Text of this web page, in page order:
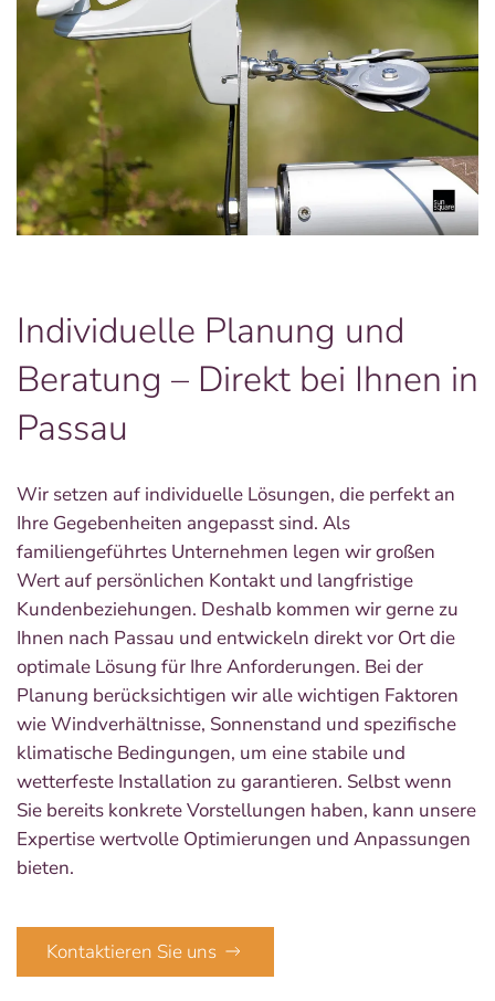
Individuelle Planung und
Beratung – Direkt bei Ihnen in
Passau
Wir setzen auf individuelle Lösungen, die perfekt an
Ihre Gegebenheiten angepasst sind. Als
familiengeführtes Unternehmen legen wir großen
Wert auf persönlichen Kontakt und langfristige
Kundenbeziehungen. Deshalb kommen wir gerne zu
Ihnen nach Passau und entwickeln direkt vor Ort die
optimale Lösung für Ihre Anforderungen. Bei der
Planung berücksichtigen wir alle wichtigen Faktoren
wie Windverhältnisse, Sonnenstand und spezifische
klimatische Bedingungen, um eine stabile und
wetterfeste Installation zu garantieren. Selbst wenn
Sie bereits konkrete Vorstellungen haben, kann unsere
Expertise wertvolle Optimierungen und Anpassungen
bieten.
Kontaktieren Sie uns